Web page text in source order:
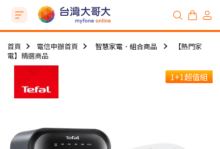
首頁 電信申辦首頁 智慧家電．組合商品
【熱門家
電】精選商品
1+1超值組